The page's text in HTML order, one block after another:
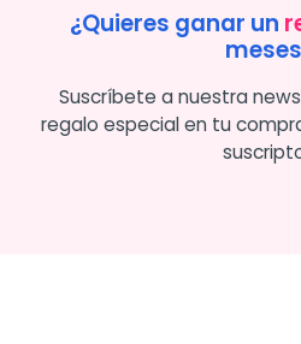
¿Quieres ganar un
Suscríbete a nuestra
regalo especial en tu